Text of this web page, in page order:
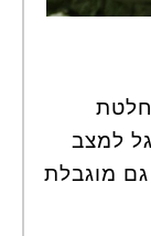
למצב
מוגבלת